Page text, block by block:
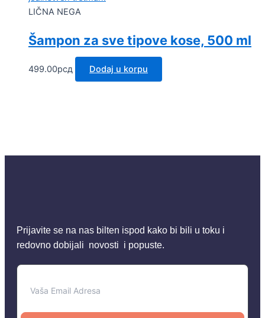
LIČNA NEGA
Šampon za sve tipove kose, 500 ml
499.00рсд Dodaj u korpu
Prijavite se na nas bilten ispod kako bi bili u toku i
redovno dobijali novosti i popuste.